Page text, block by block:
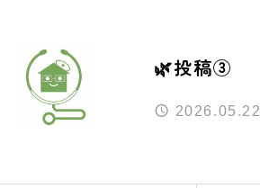
🌿投稿③
2026.05.22